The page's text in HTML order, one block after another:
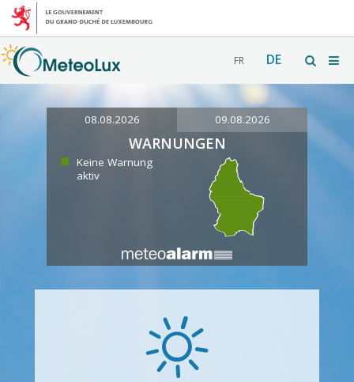
FR DE
08.08.2026 09.08.2026
WARNUNGEN
Keine Warnung
aktiv